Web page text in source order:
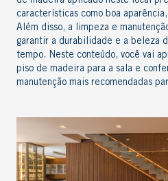
características como boa
Além disso, a limpeza e
garantir a durabilidade e a beleza
tempo. Neste conteúdo, você vai
piso de madeira para a sala e
manutenção mais recomendadas